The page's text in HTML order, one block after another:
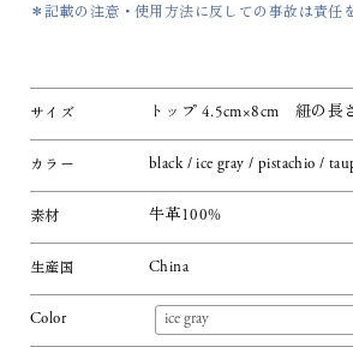
＊記載の注意・使用方法に反しての事故は責任
サイズ トップ 4.5cm×8cm 紐の長
カラー black / ice gray / pistachio /
素材 牛革100%
生産国 China
Color